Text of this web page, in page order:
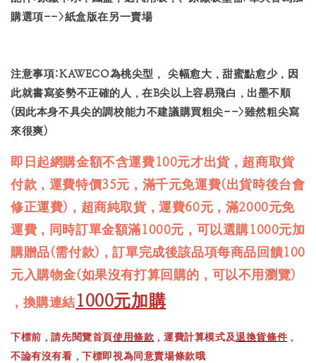
購選項-->紙盒版在另一賣場
注意事項:KAWECO為桃尖型， 尖幅愈大，甜蜜點愈少，因
此就書寫姿勢不正確的人，在B尖以上容易飛白，出墨不順
(因此本身不具尖的調校能力不建議購買粗尖-->雖然粗尖寫
來很爽)
即日起網購金額不含運費100元才出貨，超商取貨
付款，運費特價35元，滿千元免運費(出貨時後台會
修正運費)，超商純取貨，運費60元，滿2000元免
運費，同時訂單金額滿1000元，可以選購1000元加
購贈品(需付款)，訂單完成後該品項每商品回饋100
元入購物金(如果沒有打算回購的，可以不用瀏覽)
，換購連結1000元加購
下標前，請先閱覽首頁使用條款 ，運費計算模式及退換貨條件 ，
不論有沒有看，下標即視為同意賣場條款哦